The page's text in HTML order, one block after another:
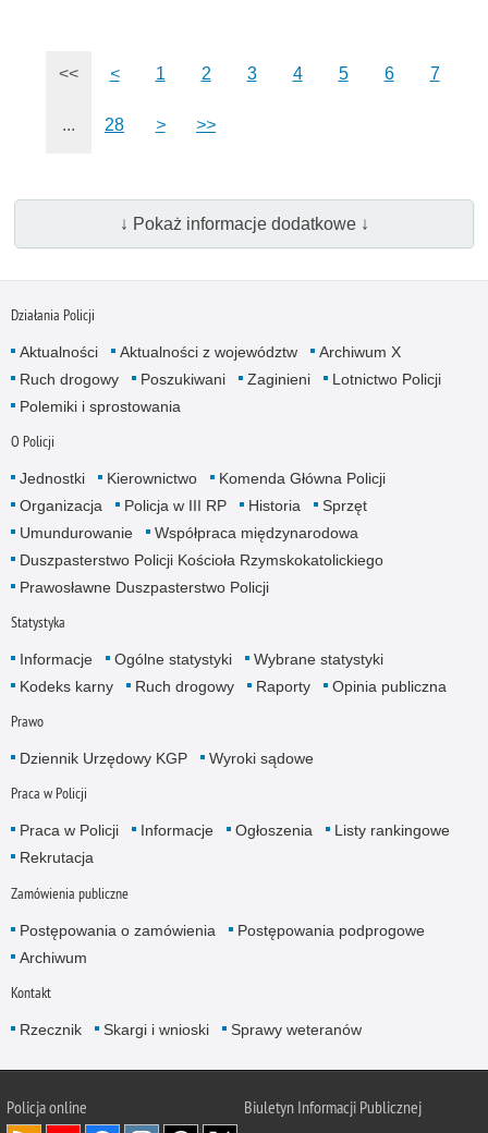
<< < 1 2 3 4 5 6 7
... 28 > >>
↓ Pokaż informacje dodatkowe ↓
Działania Policji
Aktualności Aktualności z województw
Archiwum X
Ruch drogowy
Poszukiwani Zaginieni
Lotnictwo Policji
Polemiki i sprostowania
O Policji
Jednostki Kierownictwo
Komenda Główna Policji
Organizacja
Policja w III RP Historia
Sprzęt
Umundurowanie
Współpraca międzynarodowa
Duszpasterstwo Policji Kościoła Rzymskokatolickiego
Prawosławne Duszpasterstwo Policji
Statystyka
Informacje Ogólne statystyki
Wybrane statystyki
Kodeks karny
Ruch drogowy Raporty Opinia publiczna
Prawo
Dziennik Urzędowy KGP Wyroki sądowe
Praca w Policji
Praca w Policji Informacje Ogłoszenia
Listy rankingowe
Rekrutacja
Zamówienia publiczne
Postępowania o zamówienia
Postępowania podprogowe
Archiwum
Kontakt
Rzecznik Skargi i wnioski Sprawy weteranów
Policjaonline Biuletyn Informacji Publicznej